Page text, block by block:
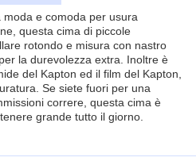
e comoda per usura
questa cima di piccole
rotondo e misura con nastro
la durevolezza extra. Inoltre è
del Kapton ed il film del Kapton,
Se siete fuori per una
correre, questa cima è
grande tutto il giorno.